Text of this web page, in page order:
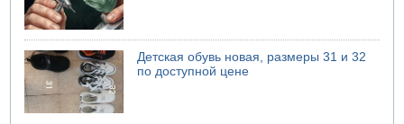
Детская обувь новая, размеры 31 и 32
по доступной цене